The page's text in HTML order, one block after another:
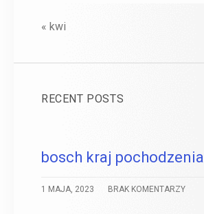
« kwi
RECENT POSTS
bosch kraj pochodzenia
1 MAJA, 2023 BRAK KOMENTARZY